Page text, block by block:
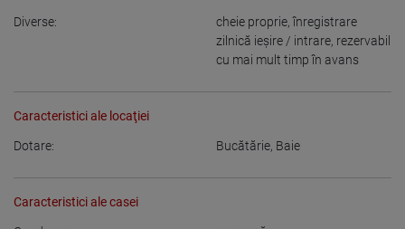
Diverse: cheie proprie,înregistrare
zilnică ieşire / intrare, rezervabil
cu mai mult timp în avans
Caracteristici ale locaţiei
Dotare: Bucătărie, Baie
Caracteristici ale casei